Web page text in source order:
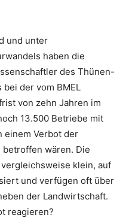
und unter
haben die
des Thünen-
der vom BMEL
von zehn Jahren im
13.500 Betriebe mit
einem Verbot der
wären. Die
klein, auf
und verfügen oft über
der Landwirtschaft.
reagieren?